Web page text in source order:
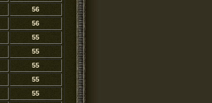
56
56
55
55
55
55
55